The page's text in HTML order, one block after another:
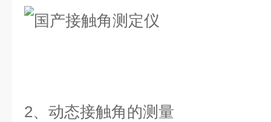
2、动态接触角的测量